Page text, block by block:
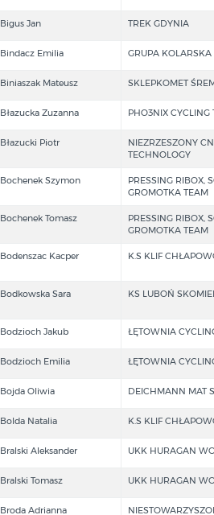
Bigus Jan TREK GDYNIA
Bindacz Emilia GRUPA
Biniaszak Mateusz SKLEPKOMET
Błazucka Zuzanna PHO3NIX CYCLING
Błazucki Piotr
NIEZRZESZONY
TECHNOLOGY
Bochenek Szymon
PRESSING RIBOX,
GROMOTKA TEAM
Bochenek Tomasz
PRESSING RIBOX,
GROMOTKA TEAM
Bodenszac Kacper K.S KLIF
Bodkowska Sara KS LUBOŃ
Bodzioch Jakub ŁĘTOWNIA
Bodzioch Emilia ŁĘTOWNIA
Bojda Oliwia DEICHMANN MAT
Bolda Natalia K.S KLIF
Bralski Aleksander UKK HURAGAN
Bralski Tomasz UKK HURAGAN
Broda Adrianna